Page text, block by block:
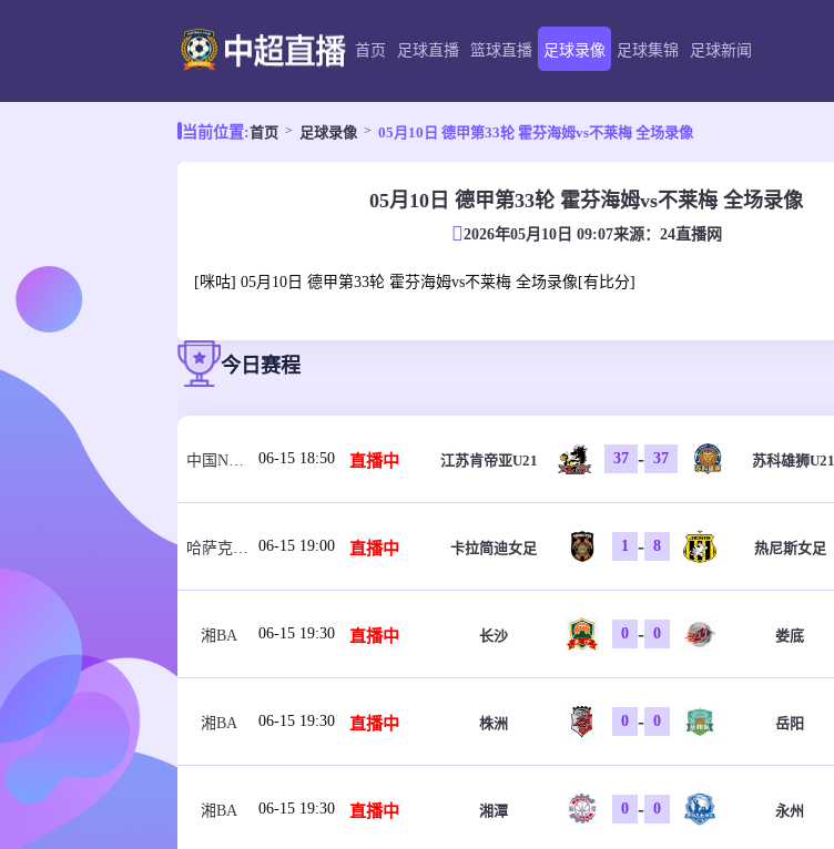
首页 足球直播 篮球直播 足球录像 足球集锦 足球新闻
当前位置:首页 足球录像 05月10日 德甲第33轮 霍芬海姆vs不莱梅 全场录像
05月10日 德甲第33轮 霍芬海姆vs不莱梅 全场录像
2026年05月10日 09:07来源： 24直播网
[咪咕] 05月10日 德甲第33轮 霍芬海姆vs不莱梅 全场录像[有比分]
今日赛程
中国NBL U21 06-15 18:50 直播中 江苏肯帝亚U21 37 - 37 苏科雄狮U21
哈萨克女超 06-15 19:00 直播中 卡拉简迪女足 1 - 8 热尼斯女足
湘BA 06-15 19:30 直播中 长沙 0 - 0 娄底
湘BA 06-15 19:30 直播中 株洲 0 - 0 岳阳
湘BA 06-15 19:30 直播中 湘潭 0 - 0 永州